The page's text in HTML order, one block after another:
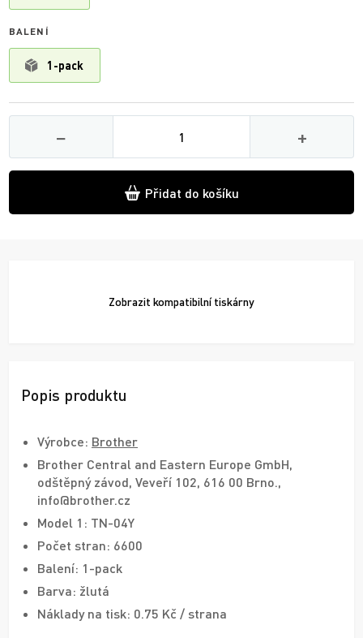
BALENÍ
1-pack
−
Množství
+
Přidat do košíku
Zobrazit kompatibilní tiskárny
Popis produktu
Výrobce: Brother
Brother Central and Eastern Europe GmbH,
odštěpný závod, Veveří 102, 616 00 Brno.,
info@brother.cz
Model 1: TN-04Y
Počet stran: 6600
Balení: 1-pack
Barva: žlutá
Náklady na tisk: 0.75 Kč / strana